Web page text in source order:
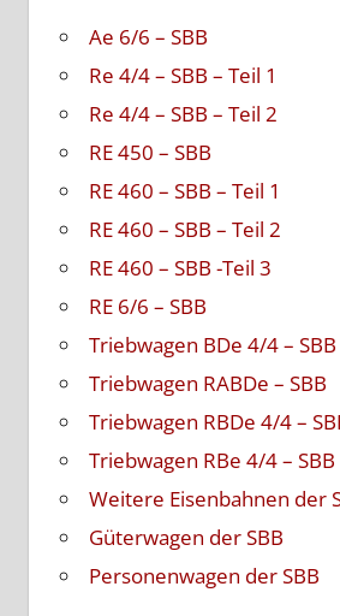
Ae 6/6 – SBB
Re 4/4 – SBB – Teil 1
Re 4/4 – SBB – Teil 2
RE 450 – SBB
RE 460 – SBB – Teil 1
RE 460 – SBB – Teil 2
RE 460 – SBB -Teil 3
RE 6/6 – SBB
Triebwagen BDe 4/4 – SBB
Triebwagen RABDe – SBB
Triebwagen RBDe 4/4 –
Triebwagen RBe 4/4 – SBB
Weitere Eisenbahnen der
Güterwagen der SBB
Personenwagen der SBB